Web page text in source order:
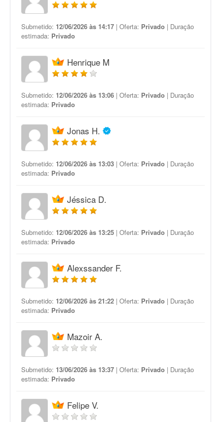
Submetido: 12/06/2026 às 14:17 | Oferta: Privado | Duração
estimada: Privado
Henrique M
Submetido: 12/06/2026 às 13:06 | Oferta: Privado | Duração
estimada: Privado
Jonas H.
Submetido: 12/06/2026 às 13:03 | Oferta: Privado | Duração
estimada: Privado
Jéssica D.
Submetido: 12/06/2026 às 13:25 | Oferta: Privado | Duração
estimada: Privado
Alexssander F.
Submetido: 12/06/2026 às 21:22 | Oferta: Privado | Duração
estimada: Privado
Mazoir A.
Submetido: 13/06/2026 às 13:37 | Oferta: Privado | Duração
estimada: Privado
Felipe V.